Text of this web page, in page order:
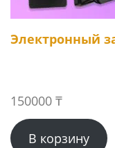
Электронный
150000 ₸
В корзину